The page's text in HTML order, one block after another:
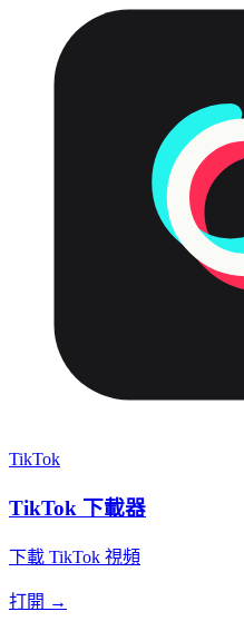
TikTok
TikTok 下載器
下載 TikTok 視頻
打開 →